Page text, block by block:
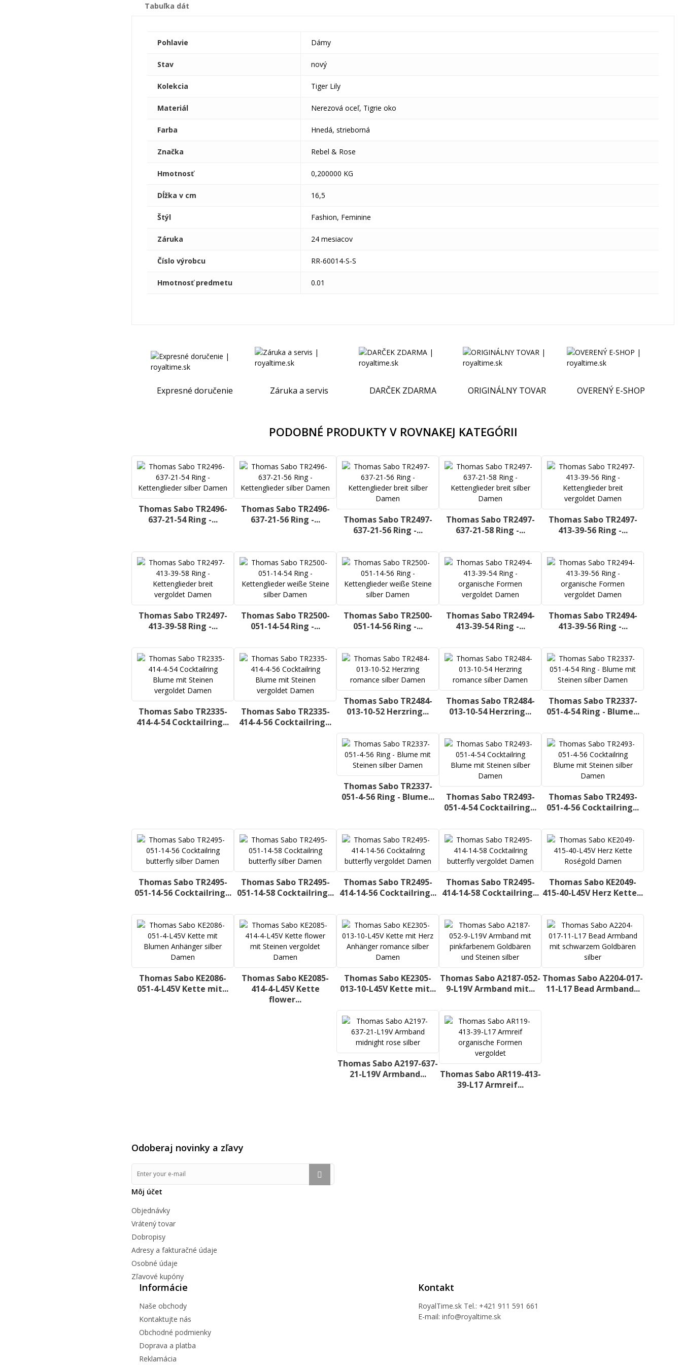
Tabuľka dát
Pohlavie Dámy
Stav nový
Kolekcia Tiger Lily
Materiál Nerezová oceľ, Tigrie oko
Farba Hnedá, strieborná
Značka Rebel & Rose
Hmotnosť 0,200000 KG
Dĺžka v cm 16,5
Štýl Fashion, Feminine
Záruka 24 mesiacov
Číslo výrobcu RR-60014-S-S
Hmotnosť predmetu 0.01
Expresné doručenie Záruka a servis DARČEK ZDARMA ORIGINÁLNY TOVAR OVERENÝ E-SHOP
PODOBNÉ PRODUKTY V ROVNAKEJ KATEGÓRII
Thomas Sabo TR2496-
637-21-54 Ring -...
Thomas Sabo TR2496-
637-21-56 Ring -...
Thomas Sabo TR2497-
637-21-56 Ring -...
Thomas Sabo TR2497-
637-21-58 Ring -...
Thomas Sabo TR2497-
413-39-56 Ring -...
Thomas Sabo TR2497-
413-39-58 Ring -...
Thomas Sabo TR2500-
051-14-54 Ring -...
Thomas Sabo TR2500-
051-14-56 Ring -...
Thomas Sabo TR2494-
413-39-54 Ring -...
Thomas Sabo TR2494-
413-39-56 Ring -...
Thomas Sabo TR2335-
414-4-54 Cocktailring...
Thomas Sabo TR2335-
414-4-56 Cocktailring...
Thomas Sabo TR2484-
013-10-52 Herzring...
Thomas Sabo TR2484-
013-10-54 Herzring...
Thomas Sabo TR2337-
051-4-54 Ring - Blume...
Thomas Sabo TR2337-
051-4-56 Ring - Blume...
Thomas Sabo TR2493-
051-4-54 Cocktailring...
Thomas Sabo TR2493-
051-4-56 Cocktailring...
Thomas Sabo TR2495-
051-14-56 Cocktailring...
Thomas Sabo TR2495-
051-14-58 Cocktailring...
Thomas Sabo TR2495-
414-14-56 Cocktailring...
Thomas Sabo TR2495-
414-14-58 Cocktailring...
Thomas Sabo KE2049-
415-40-L45V Herz Kette...
Thomas Sabo KE2086-
051-4-L45V Kette mit...
Thomas Sabo KE2085-
414-4-L45V Kette
flower...
Thomas Sabo KE2305-
013-10-L45V Kette mit...
Thomas Sabo A2187-052-
9-L19V Armband mit...
Thomas Sabo A2204-017-
11-L17 Bead Armband...
Thomas Sabo A2197-637-
21-L19V Armband...
Thomas Sabo AR119-413-
39-L17 Armreif...
Odoberaj novinky a zľavy
Môj účet
Objednávky
Vrátený tovar
Dobropisy
Adresy a fakturačné údaje
Osobné údaje
Zľavové kupóny
Informácie
Naše obchody
Kontaktujte nás
Obchodné podmienky
Doprava a platba
Reklamácia
Kontakt
RoyalTime.sk Tel.: +421 911 591 661
E-mail: info@royaltime.sk